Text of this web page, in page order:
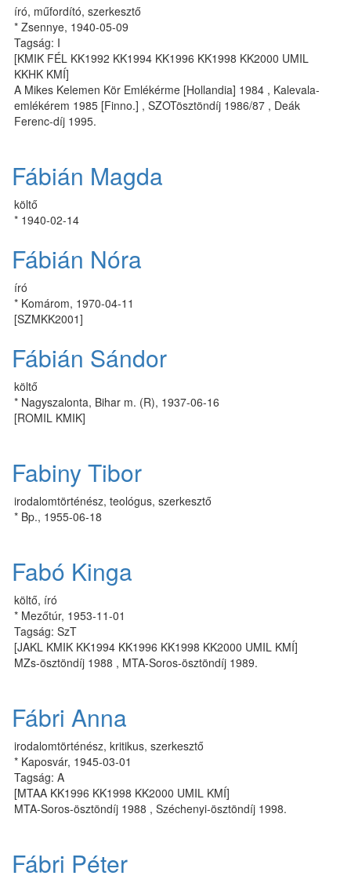
író, műfordító, szerkesztő
* Zsennye, 1940-05-09
Tagság: I
[KMIK FÉL KK1992 KK1994 KK1996 KK1998 KK2000 UMIL
KKHK KMÍ]
A Mikes Kelemen Kör Emlékérme [Hollandia] 1984 , Kalevala-
emlékérem 1985 [Finno.] , SZOTösztöndíj 1986/87 , Deák
Ferenc-díj 1995.
Fábián Magda
költő
* 1940-02-14
Fábián Nóra
író
* Komárom, 1970-04-11
[SZMKK2001]
Fábián Sándor
költő
* Nagyszalonta, Bihar m. (R), 1937-06-16
[ROMIL KMIK]
Fabiny Tibor
irodalomtörténész, teológus, szerkesztő
* Bp., 1955-06-18
Fabó Kinga
költő, író
* Mezőtúr, 1953-11-01
Tagság: SzT
[JAKL KMIK KK1994 KK1996 KK1998 KK2000 UMIL KMÍ]
MZs-ösztöndíj 1988 , MTA-Soros-ösztöndíj 1989.
Fábri Anna
irodalomtörténész, kritikus, szerkesztő
* Kaposvár, 1945-03-01
Tagság: A
[MTAA KK1996 KK1998 KK2000 UMIL KMÍ]
MTA-Soros-ösztöndíj 1988 , Széchenyi-ösztöndíj 1998.
Fábri Péter